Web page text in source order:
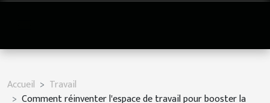
Accueil
Travail
Comment réinventer l'espace de travail pour booster la